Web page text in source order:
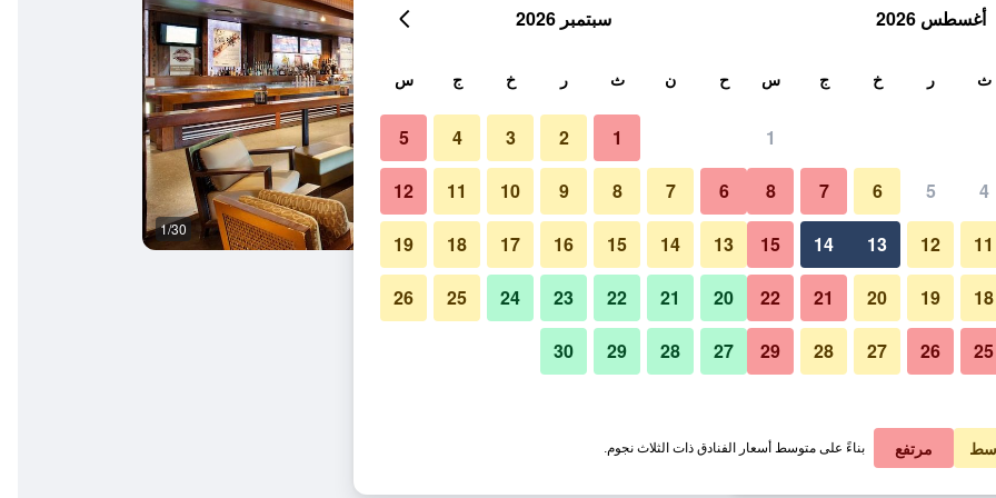
في الليلة
﷼ عرض الصفقة
﷼ عرض الصفقة
1/30
صور لـ فيلا نوسا هوتل
أغسطس 2026
ث ر خ ج س
1
4
5
6
7
8
11
12
13
14
15
18
19
20
21
22
25
26
27
28
29
سبتمبر 2026
ح ن ث ر خ ج س
1
2
3
4
5
6
7
8
9
10
11
12
13
14
15
16
17
18
19
20
21
22
23
24
25
26
27
28
29
30
مرتفع بناءً على متوسط أسعار الفنادق ذات الثلاث نجوم.